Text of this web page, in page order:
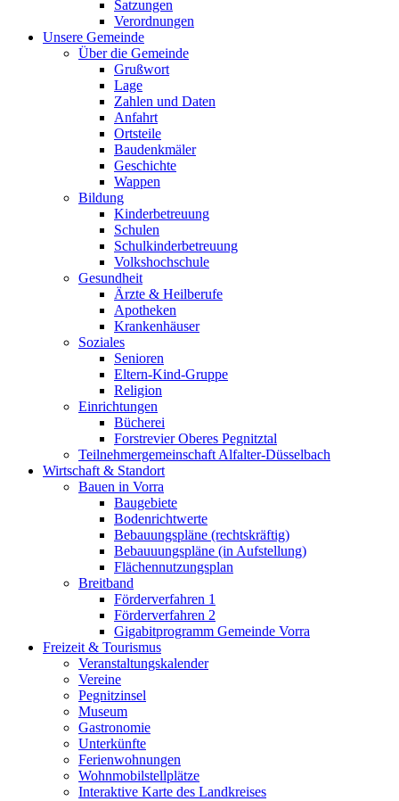
Satzungen
Verordnungen
Unsere Gemeinde
Über die Gemeinde
Grußwort
Lage
Zahlen und Daten
Anfahrt
Ortsteile
Baudenkmäler
Geschichte
Wappen
Bildung
Kinderbetreuung
Schulen
Schulkinderbetreuung
Volkshochschule
Gesundheit
Ärzte & Heilberufe
Apotheken
Krankenhäuser
Soziales
Senioren
Eltern-Kind-Gruppe
Religion
Einrichtungen
Bücherei
Forstrevier Oberes Pegnitztal
Teilnehmergemeinschaft Alfalter-Düsselbach
Wirtschaft & Standort
Bauen in Vorra
Baugebiete
Bodenrichtwerte
Bebauungspläne (rechtskräftig)
Bebauuungspläne (in Aufstellung)
Flächennutzungsplan
Breitband
Förderverfahren 1
Förderverfahren 2
Gigabitprogramm Gemeinde Vorra
Freizeit & Tourismus
Veranstaltungskalender
Vereine
Pegnitzinsel
Museum
Gastronomie
Unterkünfte
Ferienwohnungen
Wohnmobilstellplätze
Interaktive Karte des Landkreises